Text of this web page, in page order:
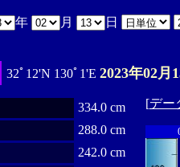
年 月 日
32ﾟ12'N 130ﾟ1'E 2023年02月
334.0 cm
288.0 cm
242.0 cm
[デー